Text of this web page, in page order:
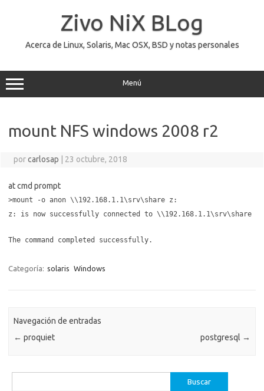
Zivo NiX BLog
Acerca de Linux, Solaris, Mac OSX, BSD y notas personales
Menú
mount NFS windows 2008 r2
porcarlosap 23 octubre, 2018
at cmd prompt
>mount -o anon \\192.168.1.1\srv\share z:
z: is now successfully connected to \\192.168.1.1\srv\share
The command completed successfully.
Categoría: solaris Windows
Navegación de entradas
← proquiet postgresql →